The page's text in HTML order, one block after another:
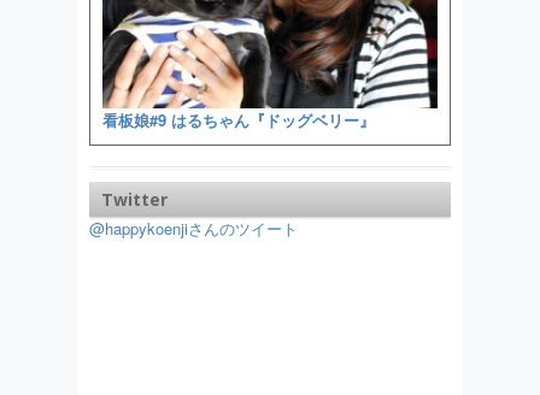
看板娘#9 はるちゃん『ドッグベリー』
Twitter
@happykoenjiさんのツイート